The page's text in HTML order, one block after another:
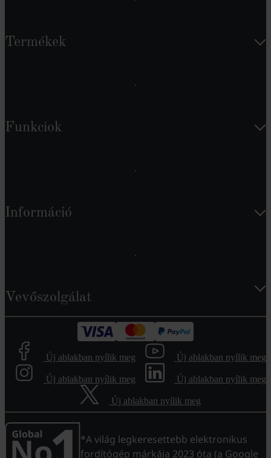
Termékek
Funkciok
Információ
Vevőszolgálat
Új ablakban nyílik meg Új ablakban nyílik meg
Új ablakban nyílik meg Új ablakban nyílik meg
Új ablakban nyílik meg
*A világ legkeresettebb elektronikus
fordítógép márkája 2023 óta (a Google